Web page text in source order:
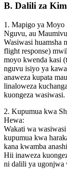
B. Dalili za
1. Mapigo ya
Nguvu, au
Wasiwasi
flight response)
moyo kwenda kasi
nguvu isiyo ya
anaweza kupata
linaloweza
kuongeza wasiwasi.
2. Kupumua kwa
Hewa:
Wakati wa
kupumua kwa
kana kwamba
Hii inaweza
ni dalili ya ugonjwa